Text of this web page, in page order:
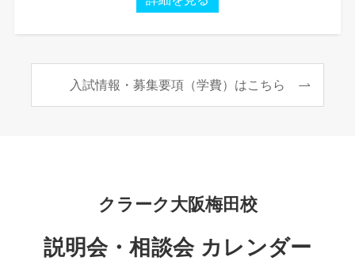
入試情報・募集要項（学費）はこちら
クラーク大阪梅田校
説明会・相談会 カレンダー